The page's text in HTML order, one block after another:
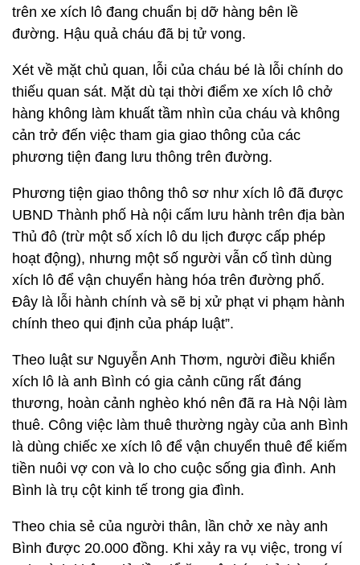
trên xe xích lô đang chuẩn bị dỡ hàng bên lề
đường. Hậu quả cháu đã bị tử vong.
Xét về mặt chủ quan, lỗi của cháu bé là lỗi chính do
thiếu quan sát. Mặt dù tại thời điểm xe xích lô chở
hàng không làm khuất tầm nhìn của cháu và không
cản trở đến việc tham gia giao thông của các
phương tiện đang lưu thông trên đường.
Phương tiện giao thông thô sơ như xích lô đã được
UBND Thành phố Hà nội cấm lưu hành trên địa bàn
Thủ đô (trừ một số xích lô du lịch được cấp phép
hoạt động), nhưng một số người vẫn cố tình dùng
xích lô để vận chuyển hàng hóa trên đường phố.
Đây là lỗi hành chính và sẽ bị xử phạt vi phạm hành
chính theo qui định của pháp luật”.
Theo luật sư Nguyễn Anh Thơm, người điều khiển
xích lô là anh Bình có gia cảnh cũng rất đáng
thương, hoàn cảnh nghèo khó nên đã ra Hà Nội làm
thuê. Công việc làm thuê thường ngày của anh Bình
là dùng chiếc xe xích lô để vận chuyển thuê để kiếm
tiền nuôi vợ con và lo cho cuộc sống gia đình. Anh
Bình là trụ cột kinh tế trong gia đình.
Theo chia sẻ của người thân, lần chở xe này anh
Bình được 20.000 đồng. Khi xảy ra vụ việc, trong ví